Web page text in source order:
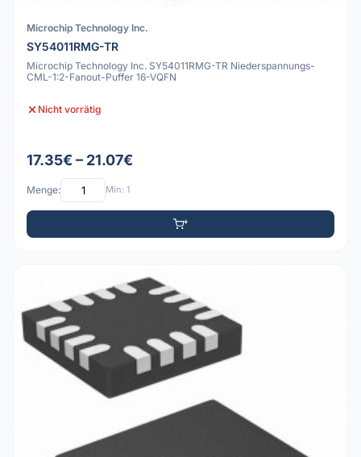
Microchip Technology Inc.
SY54011RMG-TR
Microchip Technology Inc. SY54011RMG-TR Niederspannungs-
CML-1:2-Fanout-Puffer 16-VQFN
Nicht vorrätig
17.35€ – 21.07€
Menge: Min: 1